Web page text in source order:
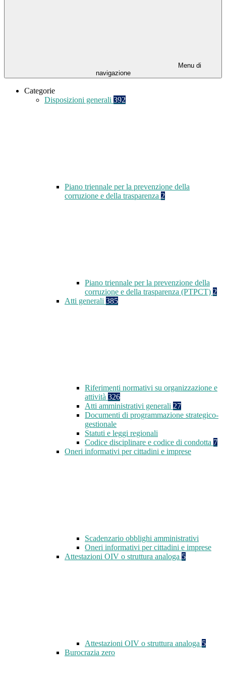
Menu di
navigazione
Categorie
Disposizioni generali 392
Piano triennale per la prevenzione della
corruzione e della trasparenza 2
Piano triennale per la prevenzione della
corruzione e della trasparenza (PTPCT) 2
Atti generali 385
Riferimenti normativi su organizzazione e
attività 326
Atti amministrativi generali 27
Documenti di programmazione strategico-
gestionale
Statuti e leggi regionali
Codice disciplinare e codice di condotta 7
Oneri informativi per cittadini e imprese
Scadenzario obblighi amministrativi
Oneri informativi per cittadini e imprese
Attestazioni OIV o struttura analoga 5
Attestazioni OIV o struttura analoga 5
Burocrazia zero